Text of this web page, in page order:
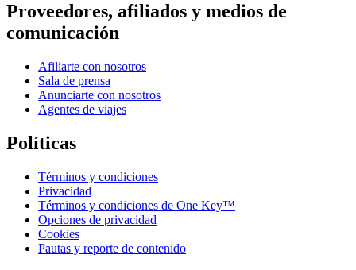
Proveedores, afiliados y medios de
comunicación
Afiliarte con nosotros
Sala de prensa
Anunciarte con nosotros
Agentes de viajes
Políticas
Términos y condiciones
Privacidad
Términos y condiciones de One Key™
Opciones de privacidad
Cookies
Pautas y reporte de contenido